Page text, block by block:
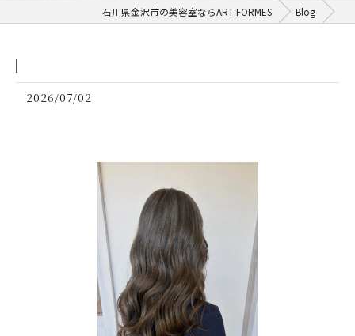
石川県金沢市の美容室ならART FORMES Blog
2026/07/02